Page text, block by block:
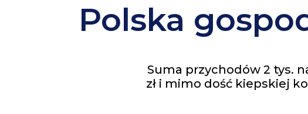
Polska
Suma przychodów 2 tys.
zł i mimo dość kiepskiej